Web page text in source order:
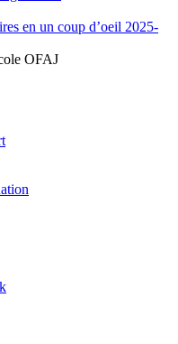
en un coup d’oeil 2025-